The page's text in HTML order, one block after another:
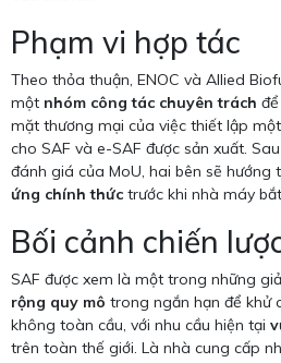
Phạm vi hợp tác
Theo thỏa thuận, ENOC và Allied
một nhóm công tác chuyên trách
mặt thương mại của việc thiết lập
cho SAF và e-SAF được sản xuất.
đánh giá của MoU, hai bên sẽ hướng
ứng chính thức trước khi nhà máy
Bối cảnh chiến
SAF được xem là một trong những
rộng quy mô trong ngắn hạn để khử
không toàn cầu, với nhu cầu hiện tại
trên toàn thế giới. Là nhà cung cấp